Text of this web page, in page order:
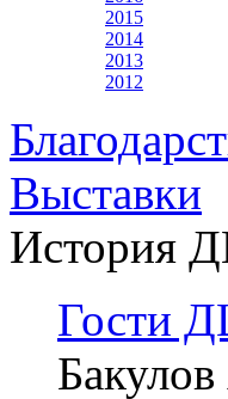
2015
2014
2013
2012
Выставки
История
Гости